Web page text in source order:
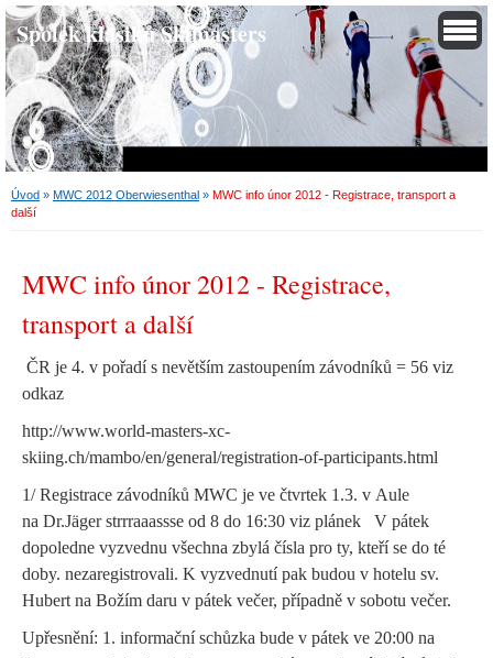
Spolek klasiků Skimasters
Úvod » MWC 2012 Oberwiesenthal » MWC info únor 2012 - Registrace, transport a
další
MWC info únor 2012 - Registrace,
transport a další
ČR je 4. v pořadí s nevětším zastoupením závodníků = 56 viz
odkaz
http://www.world-masters-xc-
skiing.ch/mambo/en/general/registration-of-participants.html
1/ Registrace závodníků MWC je ve čtvrtek 1.3. v Aule
na Dr.Jäger strrraaassse od 8 do 16:30 viz plánek V pátek
dopoledne vyzvednu všechna zbylá čísla pro ty, kteří se do té
doby. nezaregistrovali. K vyzvednutí pak budou v hotelu sv.
Hubert na Božím daru v pátek večer, případně v sobotu večer.
Upřesnění: 1. informační schůzka bude v pátek ve 20:00 na